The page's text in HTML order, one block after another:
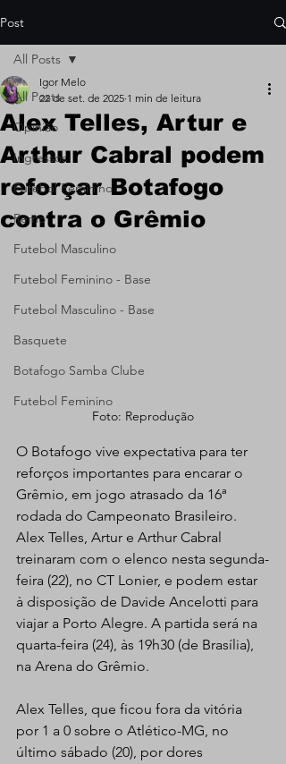
Post
All Posts
Opinião
Ingressos
Futebol Feminino
Remo
Futebol Masculino
Futebol Feminino - Base
Futebol Masculino - Base
Basquete
Botafogo Samba Clube
Futebol Feminino
All Posts
Alex Telles, Artur e
Arthur Cabral podem
reforçar Botafogo
contra o Grêmio
Igor Melo
22 de set. de 2025 1 min de leitura
Foto: Reprodução
O Botafogo vive expectativa para ter
reforços importantes para encarar o
Grêmio, em jogo atrasado da 16ª
rodada do Campeonato Brasileiro.
Alex Telles, Artur e Arthur Cabral
treinaram com o elenco nesta segunda-
feira (22), no CT Lonier, e podem estar
à disposição de Davide Ancelotti para
viajar a Porto Alegre. A partida será na
quarta-feira (24), às 19h30 (de Brasília),
na Arena do Grêmio.
Alex Telles, que ficou fora da vitória
por 1 a 0 sobre o Atlético-MG, no
último sábado (20), por dores